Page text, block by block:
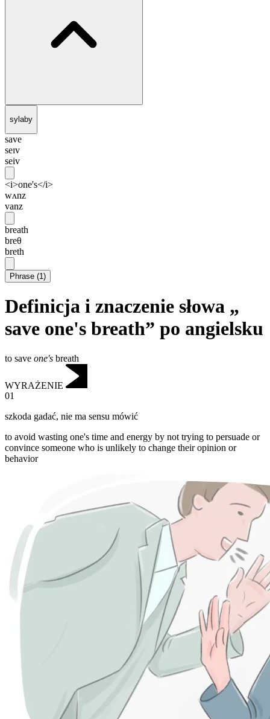
sylaby
save
seɪv
seiv
<i>one's</i>
wʌnz
vanz
breath
breθ
breth
Phrase (1)
Definicja i znaczenie słowa „
save one's breath” po angielsku
to save one's breath
WYRAŻENIE
01
szkoda gadać, nie ma sensu mówić
to avoid wasting one's time and energy by not trying to persuade or
convince someone who is unlikely to change their opinion or
behavior